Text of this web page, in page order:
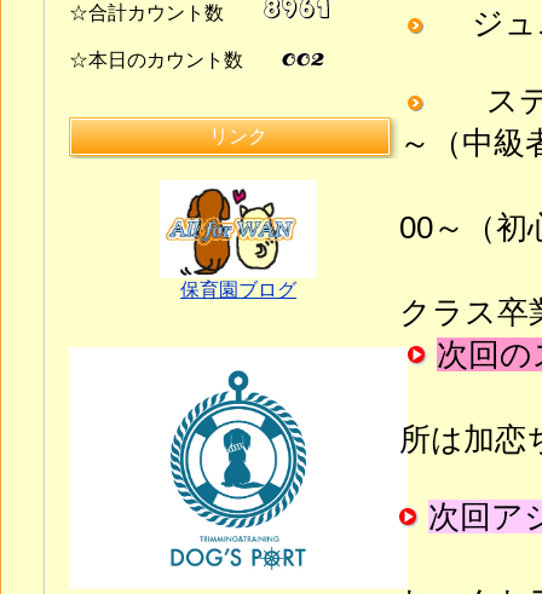
ジュ
ステ
～（中級
00～（初
クラス卒
次回
所は加恋
次回ア
☆合計カウント数
☆本日のカウント数
リンク
保育園ブログ